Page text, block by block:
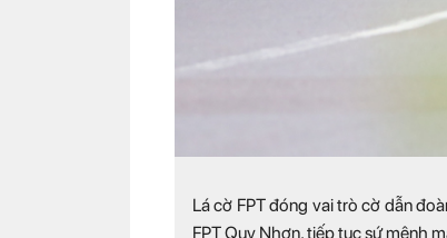
Lá cờ FPT đóng vai trò cờ dẫn
FPT Quy Nhơn, tiếp tục sứ mệnh